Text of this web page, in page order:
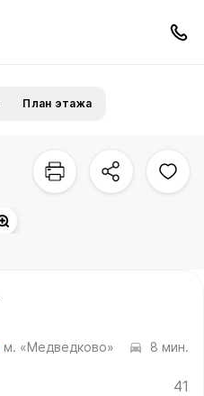
План этажа
м. «Медведково» 8 мин.
41